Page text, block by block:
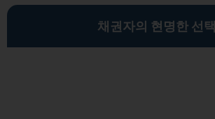
채권자의 현명한 선택